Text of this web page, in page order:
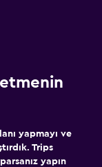
yapmayı ve
Trips
yapın